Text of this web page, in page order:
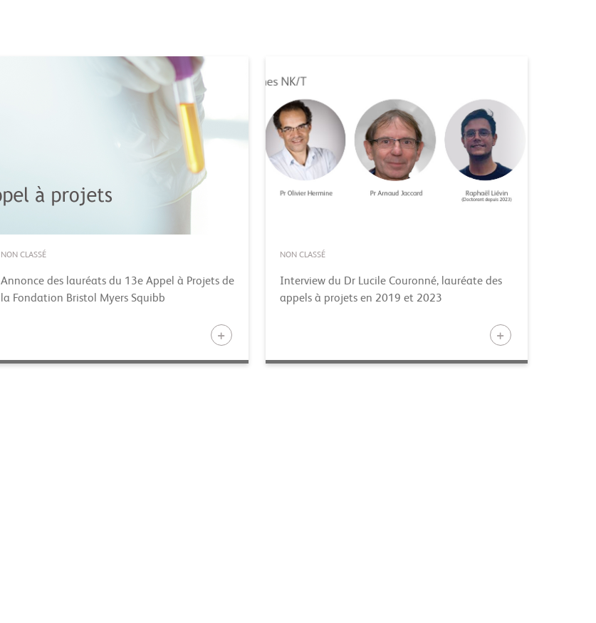
NON CLASSÉ
Annonce des lauréats du 13e Appel à Projets de
la Fondation Bristol Myers Squibb
NON CLASSÉ
Interview du Dr Lucile Couronné, lauréate des
appels à projets en 2019 et 2023